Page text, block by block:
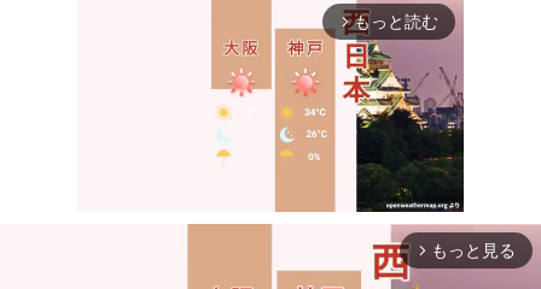
arrow_forward_ios もっと読む
Mute
arrow_forward_ios もっと見る